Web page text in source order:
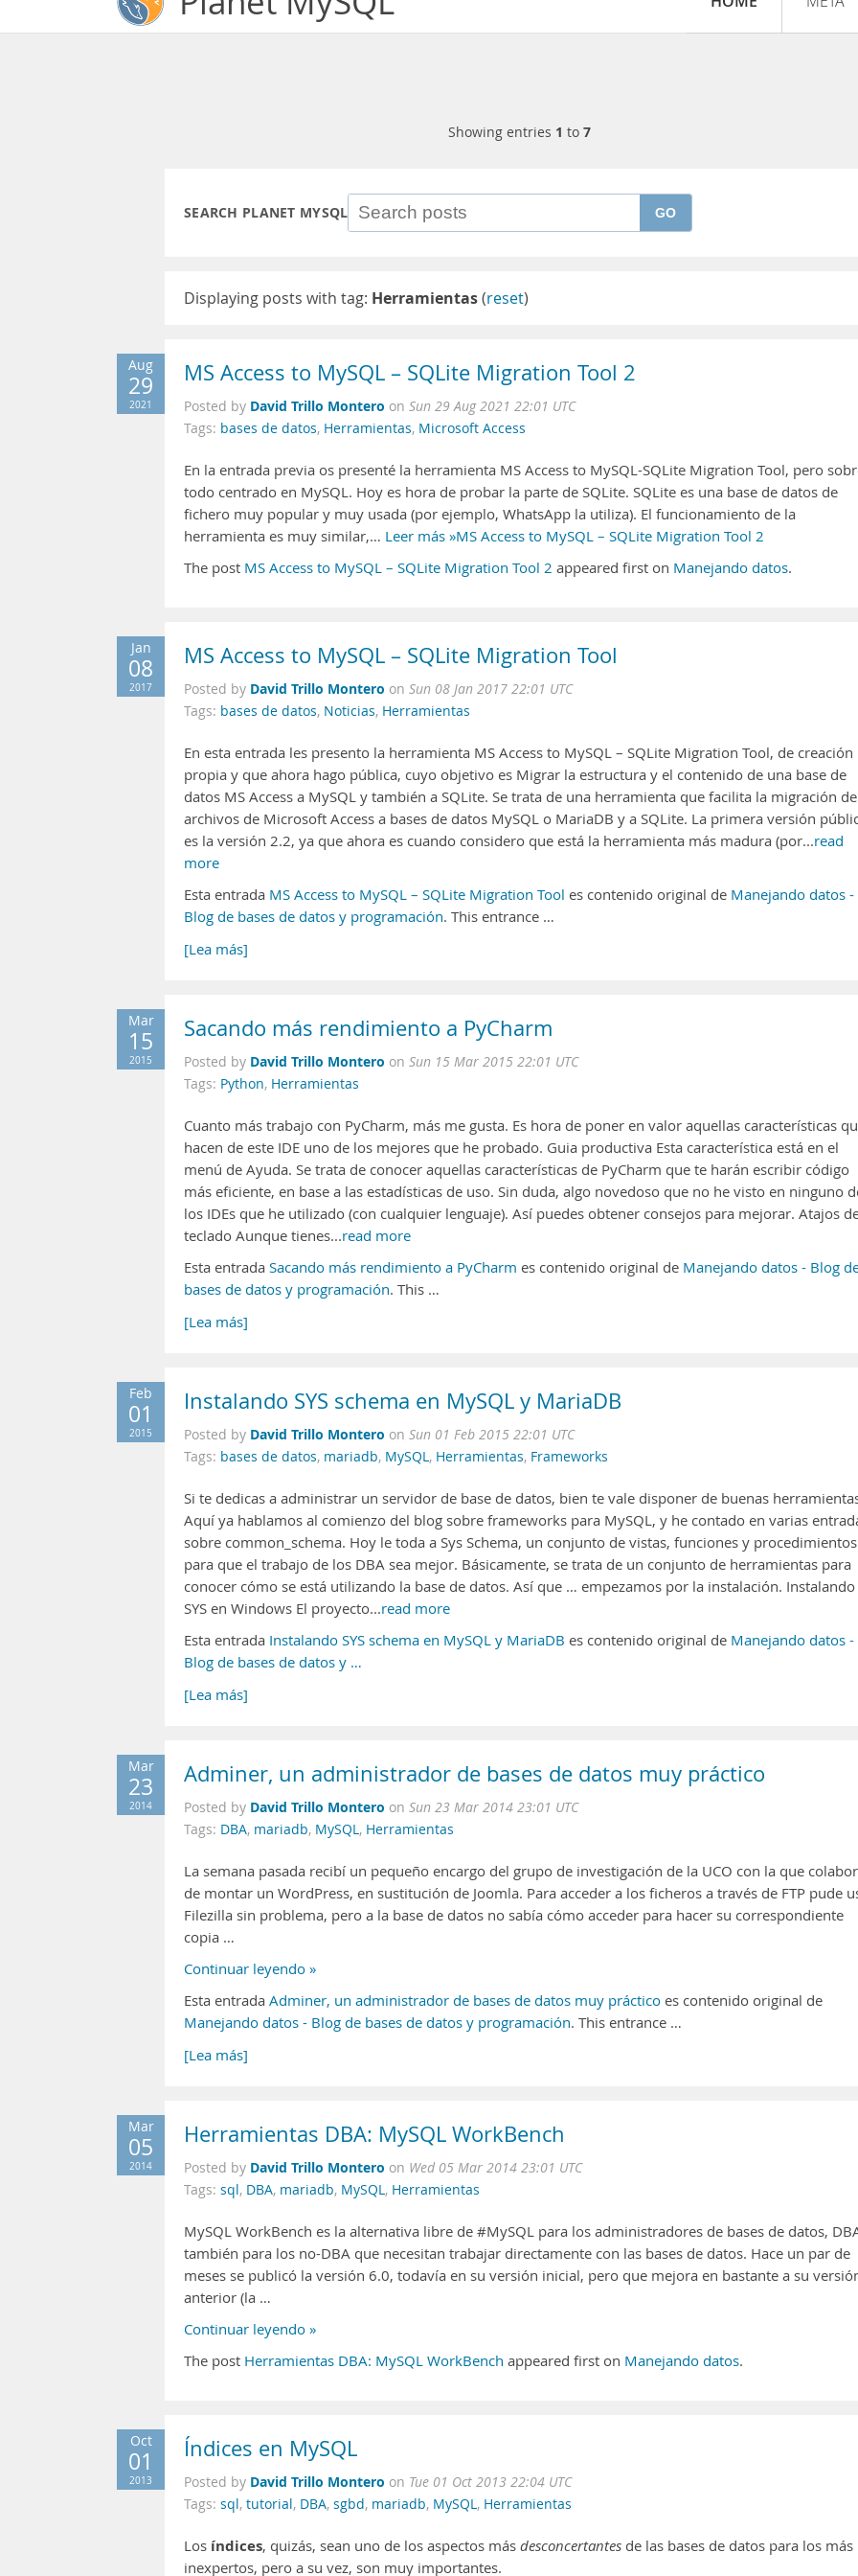
Showing entries 1 to 7
SEARCH PLANET MYSQL GO
Displaying posts with tag: Herramientas(reset)
Aug
29
2021
MS Access to MySQL – SQLite Migration Tool 2
Posted by David Trillo Montero on Sun 29 Aug 2021 22:01 UTC
Tags: bases de datos, Herramientas, Microsoft Access
En la entrada previa os presenté la herramienta MS Access to MySQL-SQLite Migration Tool, pero
todo centrado en MySQL. Hoy es hora de probar la parte de SQLite. SQLite es una base de datos de
fichero muy popular y muy usada (por ejemplo, WhatsApp la utiliza). El funcionamiento de la
herramienta es muy similar,… Leer más »MS Access to MySQL – SQLite Migration Tool 2
The post MS Access to MySQL – SQLite Migration Tool 2 appeared first on Manejando datos.
Jan
08
2017
MS Access to MySQL – SQLite Migration Tool
Posted by David Trillo Montero on Sun 08 Jan 2017 22:01 UTC
Tags: bases de datos, Noticias, Herramientas
En esta entrada les presento la herramienta MS Access to MySQL – SQLite Migration Tool, de creación
propia y que ahora hago pública, cuyo objetivo es Migrar la estructura y el contenido de una base de
datos MS Access a MySQL y también a SQLite. Se trata de una herramienta que facilita la migración de
archivos de Microsoft Access a bases de datos MySQL o MariaDB y a SQLite. La primera versión
es la versión 2.2, ya que ahora es cuando considero que está la herramienta más madura (por...read
more
Esta entrada MS Access to MySQL – SQLite Migration Tool es contenido original de Manejando datos -
Blog de bases de datos y programación. This entrance …
[Lea más]
Mar
15
2015
Sacando más rendimiento a PyCharm
Posted by David Trillo Montero on Sun 15 Mar 2015 22:01 UTC
Tags: Python, Herramientas
Cuanto más trabajo con PyCharm, más me gusta. Es hora de poner en valor aquellas características
hacen de este IDE uno de los mejores que he probado. Guia productiva Esta característica está en el
menú de Ayuda. Se trata de conocer aquellas características de PyCharm que te harán escribir código
más eficiente, en base a las estadísticas de uso. Sin duda, algo novedoso que no he visto en ninguno
los IDEs que he utilizado (con cualquier lenguaje). Así puedes obtener consejos para mejorar. Atajos
teclado Aunque tienes...read more
Esta entrada Sacando más rendimiento a PyCharm es contenido original de Manejando datos - Blog
bases de datos y programación. This …
[Lea más]
Feb
01
2015
Instalando SYS schema en MySQL y MariaDB
Posted by David Trillo Montero on Sun 01 Feb 2015 22:01 UTC
Tags: bases de datos, mariadb, MySQL, Herramientas, Frameworks
Si te dedicas a administrar un servidor de base de datos, bien te vale disponer de buenas
Aquí ya hablamos al comienzo del blog sobre frameworks para MySQL, y he contado en varias
sobre common_schema. Hoy le toda a Sys Schema, un conjunto de vistas, funciones y procedimientos
para que el trabajo de los DBA sea mejor. Básicamente, se trata de un conjunto de herramientas para
conocer cómo se está utilizando la base de datos. Así que … empezamos por la instalación. Instalando
SYS en Windows El proyecto...read more
Esta entrada Instalando SYS schema en MySQL y MariaDB es contenido original de Manejando datos -
Blog de bases de datos y …
[Lea más]
Mar
23
2014
Adminer, un administrador de bases de datos muy práctico
Posted by David Trillo Montero on Sun 23 Mar 2014 23:01 UTC
Tags: DBA, mariadb, MySQL, Herramientas
La semana pasada recibí un pequeño encargo del grupo de investigación de la UCO con la que
de montar un WordPress, en sustitución de Joomla. Para acceder a los ficheros a través de FTP pude
Filezilla sin problema, pero a la base de datos no sabía cómo acceder para hacer su correspondiente
copia …
Continuar leyendo »
Esta entrada Adminer, un administrador de bases de datos muy práctico es contenido original de
Manejando datos - Blog de bases de datos y programación. This entrance …
[Lea más]
Mar
05
2014
Herramientas DBA: MySQL WorkBench
Posted by David Trillo Montero on Wed 05 Mar 2014 23:01 UTC
Tags: sql, DBA, mariadb, MySQL, Herramientas
MySQL WorkBench es la alternativa libre de #MySQL para los administradores de bases de datos,
también para los no-DBA que necesitan trabajar directamente con las bases de datos. Hace un par de
meses se publicó la versión 6.0, todavía en su versión inicial, pero que mejora en bastante a su
anterior (la …
Continuar leyendo »
The post Herramientas DBA: MySQL WorkBench appeared first on Manejando datos.
Oct
01
2013
Índices en MySQL
Posted by David Trillo Montero on Tue 01 Oct 2013 22:04 UTC
Tags: sql, tutorial, DBA, sgbd, mariadb, MySQL, Herramientas
Los índices, quizás, sean uno de los aspectos más desconcertantes de las bases de datos para los más
inexpertos, pero a su vez, son muy importantes.